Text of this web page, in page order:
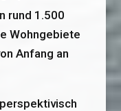
rund 1.500
Wohngebiete
Anfang an